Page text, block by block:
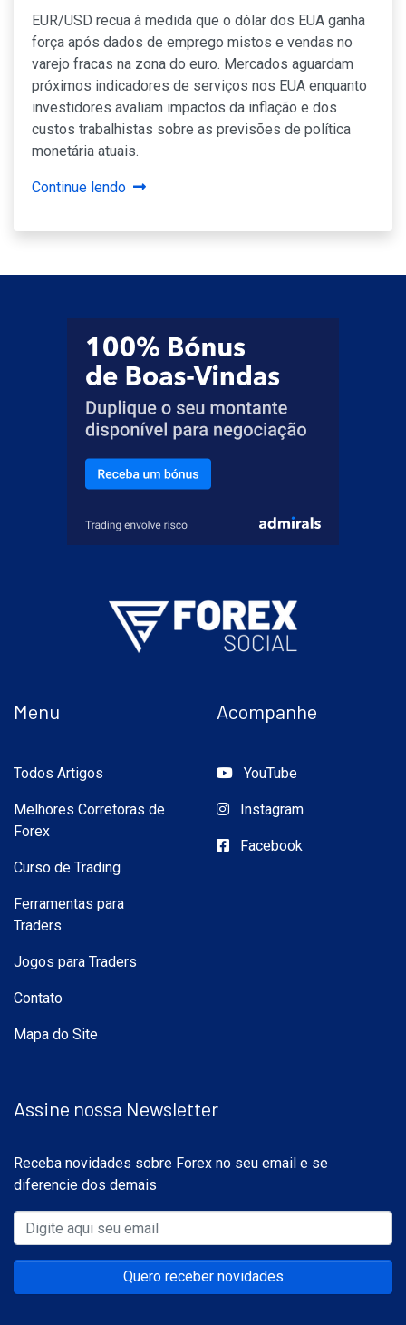
EUR/USD recua à medida que o dólar dos EUA ganha
força após dados de emprego mistos e vendas no
varejo fracas na zona do euro. Mercados aguardam
próximos indicadores de serviços nos EUA enquanto
investidores avaliam impactos da inflação e dos
custos trabalhistas sobre as previsões de política
monetária atuais.
Continue lendo
Menu
Todos Artigos
Melhores Corretoras de
Forex
Curso de Trading
Ferramentas para
Traders
Jogos para Traders
Contato
Mapa do Site
Acompanhe
YouTube
Instagram
Facebook
Assine nossa Newsletter
Receba novidades sobre Forex no seu email e se
diferencie dos demais
Quero receber novidades